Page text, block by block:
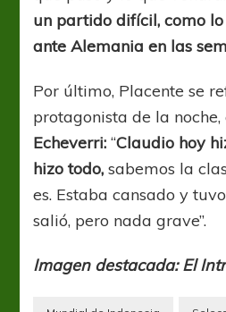
un partido difícil, como
ante Alemania en las
Por último, Placente se
protagonista de la noche,
Echeverri: “Claudio hoy
hizo todo,sabemos la
es. Estaba cansado y
salió, pero nada grave”.
Imagen destacada: El